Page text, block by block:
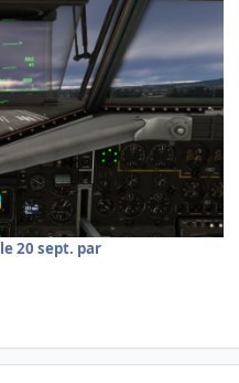
le 20 sept. par